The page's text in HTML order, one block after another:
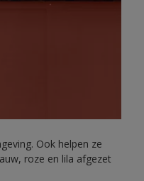
Ook helpen ze
roze en lila afgezet